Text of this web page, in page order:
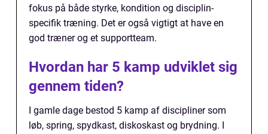
fokus på både styrke, kondition og disciplin-
specifik træning. Det er også vigtigt at have en
god træner og et supportteam.
Hvordan har 5 kamp udviklet sig
gennem tiden?
I gamle dage bestod 5 kamp af discipliner som
løb, spring, spydkast, diskoskast og brydning. I